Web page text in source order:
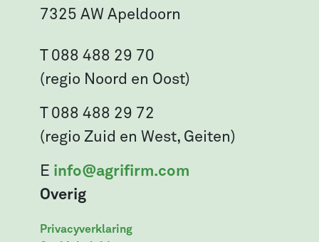
7325 AW Apeldoorn
T 088 488 29 70
(regio Noord en Oost)
T 088 488 29 72
(regio Zuid en West, Geiten)
E info@agrifirm.com
Overig
Privacyverklaring